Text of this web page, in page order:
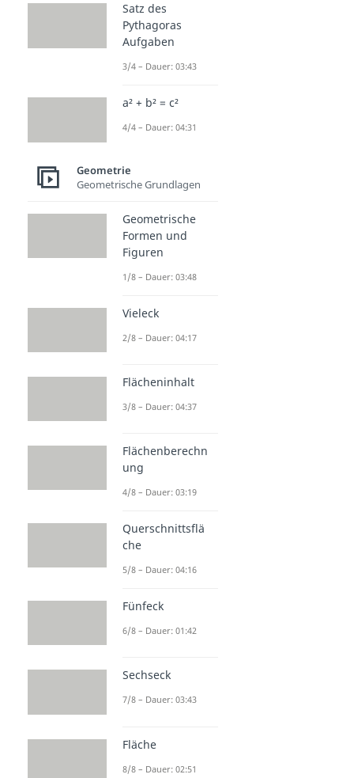
Satz des
Pythagoras
Aufgaben
3/4 – Dauer: 03:43
a² + b² = c²
4/4 – Dauer: 04:31
Geometrie
Geometrische Grundlagen
Geometrische
Formen und
Figuren
1/8 – Dauer: 03:48
Vieleck
2/8 – Dauer: 04:17
Flächeninhalt
3/8 – Dauer: 04:37
Flächenberechn
ung
4/8 – Dauer: 03:19
Querschnittsflä
che
5/8 – Dauer: 04:16
Fünfeck
6/8 – Dauer: 01:42
Sechseck
7/8 – Dauer: 03:43
Fläche
8/8 – Dauer: 02:51